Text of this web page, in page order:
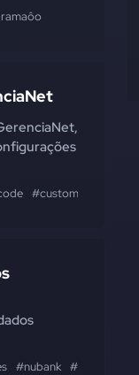
#customizado
#nubank #inter